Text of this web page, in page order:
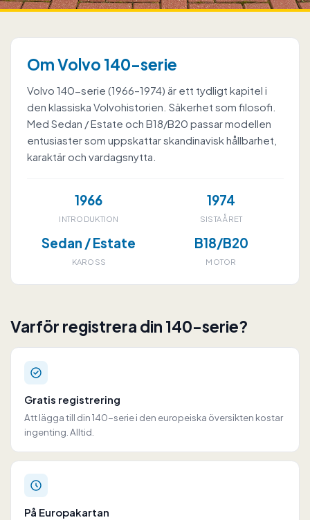
Om Volvo 140-serie
Volvo 140-serie (1966–1974) är ett tydligt kapitel i
den klassiska Volvohistorien. Säkerhet som filosofi.
Med Sedan / Estate och B18/B20 passar modellen
entusiaster som uppskattar skandinavisk hållbarhet,
karaktär och vardagsnytta.
1966
INTRODUKTION
1974
SISTA ÅRET
Sedan / Estate
KAROSS
B18/B20
MOTOR
Varför registrera din 140-serie?
Gratis registrering
Att lägga till din 140-serie i den europeiska översikten kostar
ingenting. Alltid.
På Europakartan